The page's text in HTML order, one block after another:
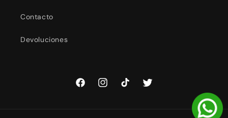
Contacto
Devoluciones
FacebookInstagramTikTok Twitter